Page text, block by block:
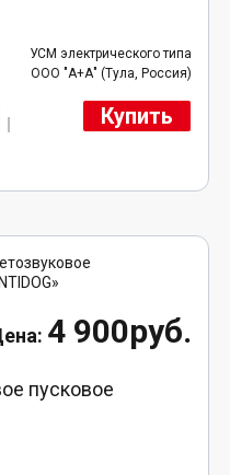
УСМ электрического типа
ООО "А+А" (Тула, Россия)
Купить
4 900руб.
пусковое